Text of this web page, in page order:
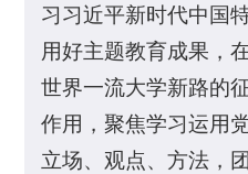
习习近平新时代中国
用好主题教育成果，
世界一流大学新路的
作用，聚焦学习运用
立场、观点、方法，